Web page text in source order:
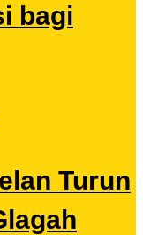
bagi
Turun